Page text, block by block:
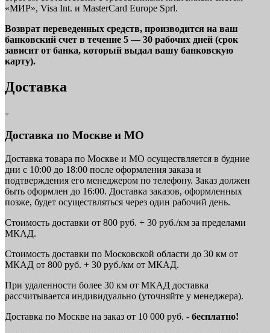
«МИР», Visa Int. и MasterCard Europe Sprl.
Возврат переведенных средств, производится на ваш
банковский счет в течение 5 — 30 рабочих дней (срок
зависит от банка, который выдал вашу банковскую
карту).
Доставка
Доставка по Москве и МО
Доставка товара по Москве и МО осуществляется в будние
дни с 10:00 до 18:00 после оформления заказа и
подтверждения его менеджером по телефону. Заказ должен
быть оформлен до 16:00. Доставка заказов, оформленных
позже, будет осуществляться через один рабочий день.
Стоимость доставки от 800 руб. + 30 руб./км за пределами
МКАД.
Стоимость доставки по Московской области до 30 км от
МКАД от 800 руб. + 30 руб./км от МКАД.
При удаленности более 30 км от МКАД доставка
рассчитывается индивидуально (уточняйте у менеджера).
Доставка по Москве на заказ от 10 000 руб. - бесплатно!